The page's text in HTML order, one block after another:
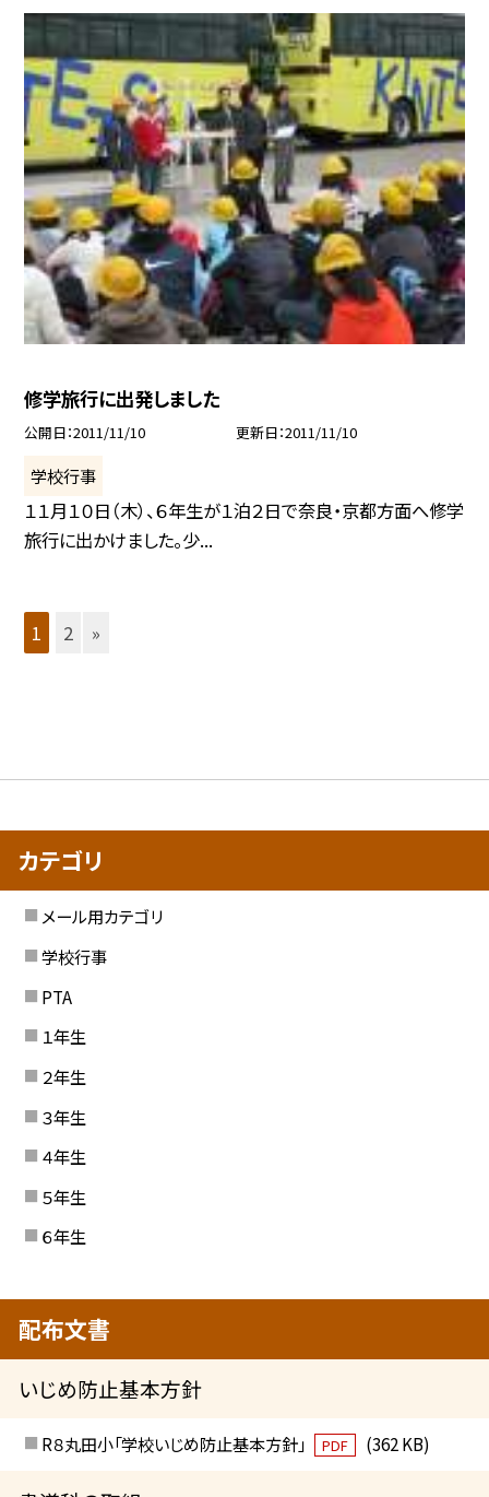
修学旅行に出発しました
公開日 2011/11/10 更新日 2011/11/10
学校行事
１１月１０日（木）、６年生が１泊２日で奈良・京都方面へ修学
旅行に出かけました。少...
1 2 »
カテゴリ
メール用カテゴリ
学校行事
PTA
１年生
２年生
３年生
４年生
５年生
６年生
配布文書
いじめ防止基本方針
R８丸田小「学校いじめ防止基本方針」 PDF (362 KB)